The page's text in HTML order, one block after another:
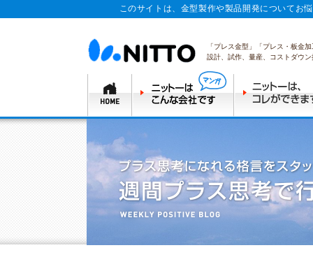
このサイトは、金型製作や製品開発についてお
「プレス金型」「プレス・板金
設計、試作、量産、コストダウ